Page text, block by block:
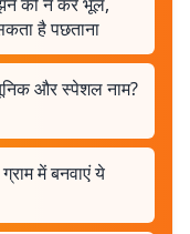
है पछताना
और स्पेशल नाम?
में बनवाएं ये